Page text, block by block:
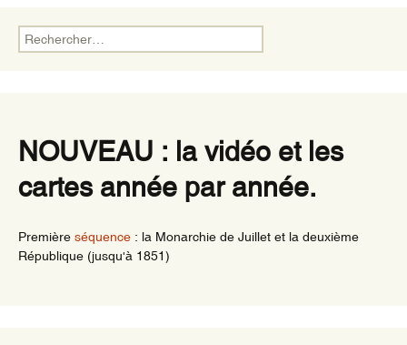
Rechercher :
NOUVEAU : la vidéo et les
cartes année par année.
Première séquence : la Monarchie de Juillet et la deuxième
République (jusqu'à 1851)